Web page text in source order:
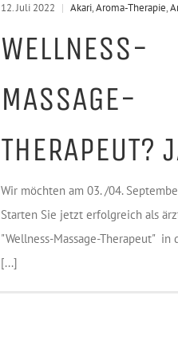
12. Juli 2022 | Akari,Aroma-Therapie,
WELLNESS-
MASSAGE-
THERAPEUT?
Wir möchten am 03. /04.
Starten Sie jetzt erfolgreich als
"Wellness-Massage-Therapeut" in
[...]